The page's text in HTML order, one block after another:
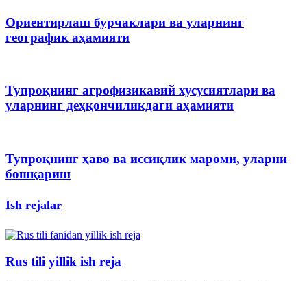
Ориентирлаш бурчаклари ва уларнинг
географик аҳамияти
Тупроқнинг агрофизикавий хусусиятлари ва
уларнинг деҳқончиликдаги аҳамияти
Тупроқнинг ҳаво ва иссиқлик мароми, уларни
бошқариш
Ish rejalar
Rus tili yillik ish reja